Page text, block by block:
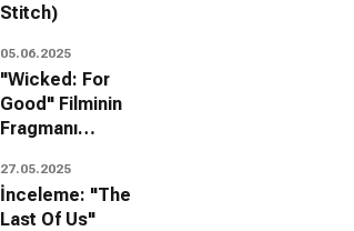
Stitch)
05.06.2025
"Wicked: For
Good" Filminin
Fragmanı
27.05.2025
İnceleme: "The
Last Of Us"